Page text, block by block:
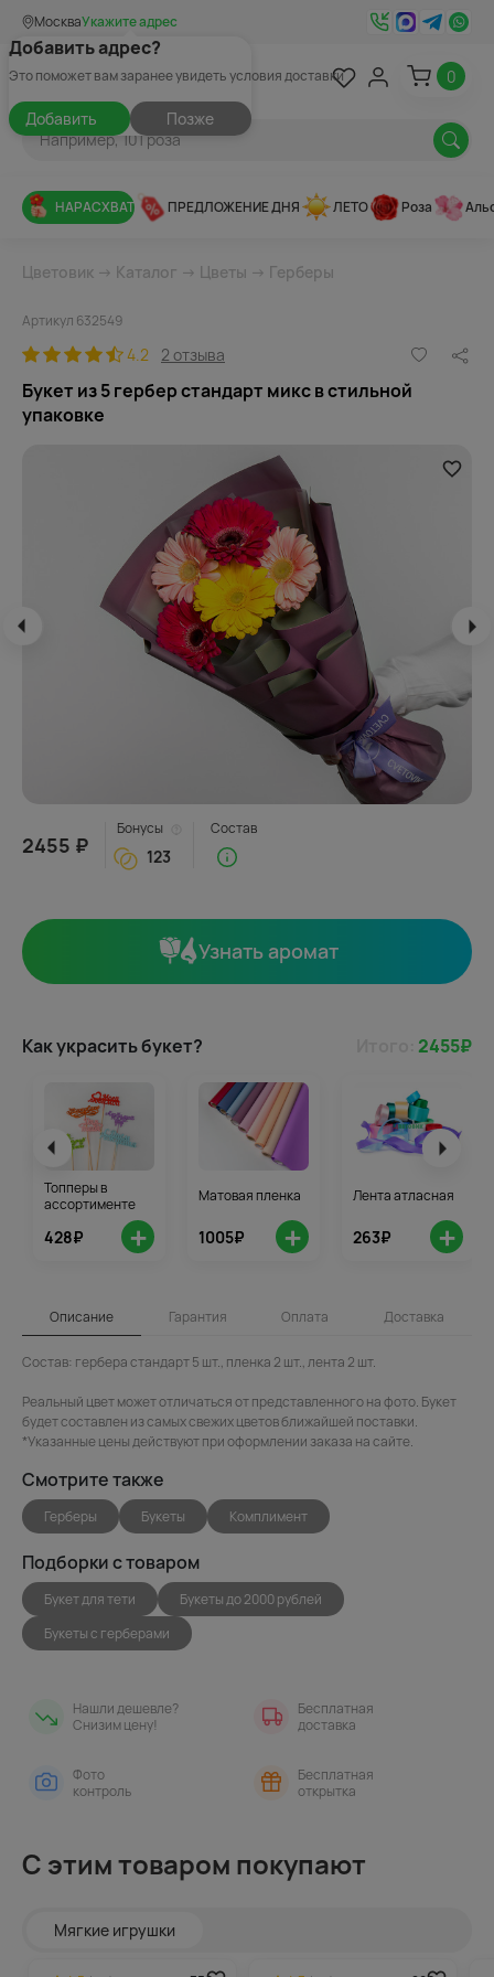
МоскваУкажите адрес
Добавить адрес?
Это поможет вам заранее увидеть условия доставки
Добавить Позже
0
НАРАСХВАТ ПРЕДЛОЖЕНИЕ ДНЯ ЛЕТО Роза
Цветовик → Каталог → Цветы → Герберы
Артикул 632549
4.2 2 отзыва
Букет из 5 гербер стандарт микс в стильной
упаковке
2455 ₽
Бонусы
123
Состав
Узнать аромат
Как украсить букет? 2455₽
Топперы в
ассортименте
428₽ +
Матовая пленка
1005₽ +
Лента атласная
263₽ +
Описание Гарантия Оплата Доставка
Состав: гербера стандарт 5 шт., пленка 2 шт., лента 2 шт.
Реальный цвет может отличаться от представленного на фото. Букет
будет составлен из самых свежих цветов ближайшей поставки.
*Указанные цены действуют при оформлении заказа на сайте.
Смотрите также
Герберы Букеты Комплимент
Подборки с товаром
Букет для тети
Букеты до 2000 рублей
Букеты с герберами
Нашли дешевле?
Снизим цену!
Бесплатная
доставка
Фото
контроль
Бесплатная
открытка
С этим товаром покупают
Мягкие игрушки